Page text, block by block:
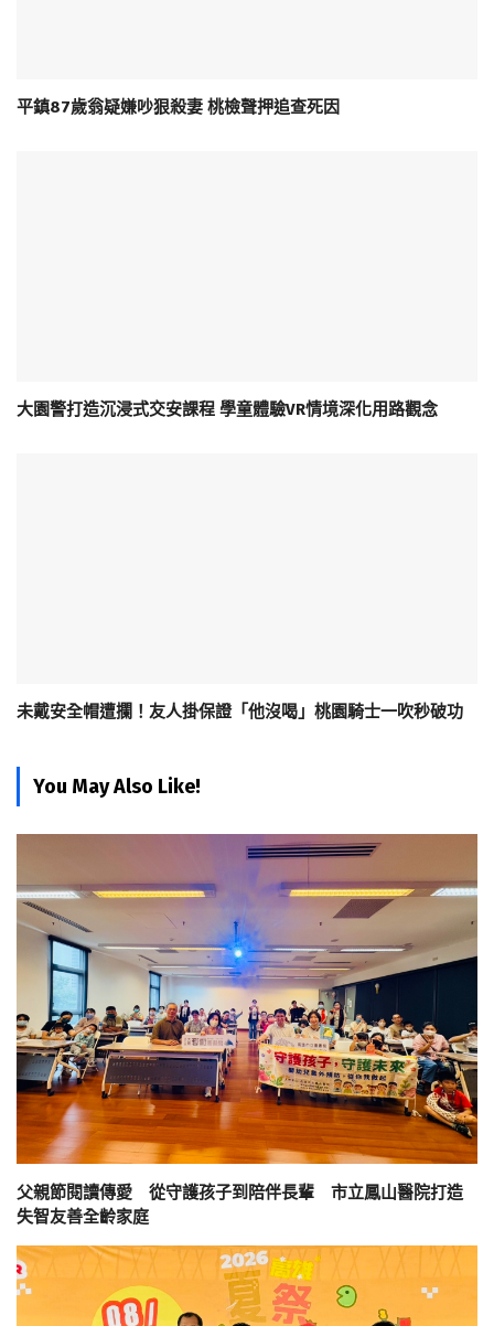
平鎮87歲翁疑嫌吵狠殺妻 桃檢聲押追查死因
大園警打造沉浸式交安課程 學童體驗VR情境深化用路觀念
未戴安全帽遭攔！友人掛保證「他沒喝」桃園騎士一吹秒破功
You May Also Like!
父親節閱讀傳愛 從守護孩子到陪伴長輩 市立鳳山醫院打造
失智友善全齡家庭